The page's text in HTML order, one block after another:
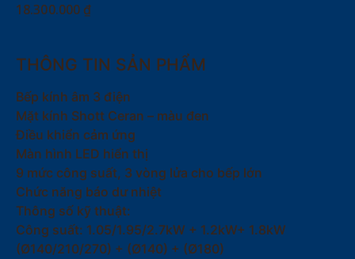
18.300.000 ₫
THÔNG TIN SẢN PHẨM
Bếp kính âm 3 điện
Mặt kính Shott Ceran – màu đen
Điều khiển cảm ứng
Màn hình LED hiển thị
9 mức công suất, 3 vòng lửa cho bếp lớn
Chức năng báo dư nhiệt
Thông số kỹ thuật:
Công suất: 1.05/1.95/2.7kW + 1.2kW+ 1.8kW
(Ø140/210/270) + (Ø140) + (Ø180)